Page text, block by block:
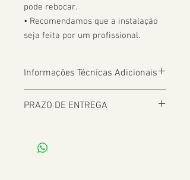
pode rebocar.
• Recomendamos que a instalação
seja feita por um profissional.
Informações Técnicas Adicionais
PRAZO DE ENTREGA
Localização